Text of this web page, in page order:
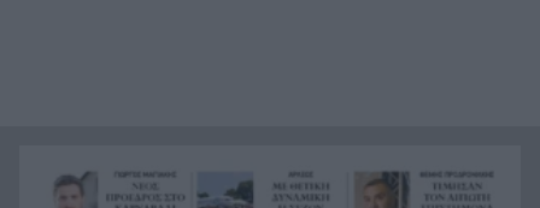
«Το Ημερολόγιο μιας Πριγκίπισσας» έγινε 25